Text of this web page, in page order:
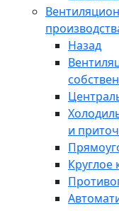
Назад
и
Круглое